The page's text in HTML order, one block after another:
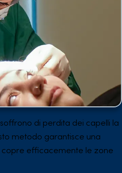
di perdita dei capelli la
metodo garantisce una
efficacemente le zone